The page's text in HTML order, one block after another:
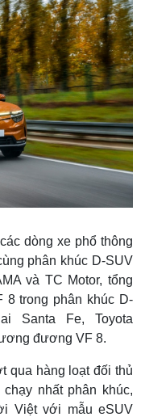
dòng xe phổ thông
phân khúc D-SUV
và TC Motor, tổng
8 trong phân khúc D-
Santa Fe, Toyota
đương VF 8.
qua hàng loạt đối thủ
nhất phân khúc,
Việt với mẫu eSUV